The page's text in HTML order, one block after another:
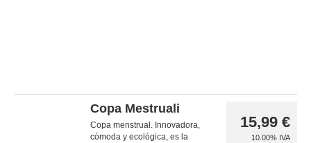
Copa Mestruali
Copa menstrual. Innovadora,
cómoda y ecológica, es la
15,99 €
10.00% IVA